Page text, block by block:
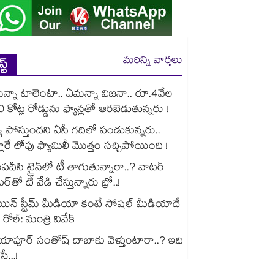
మరిన్ని వార్తలు
టాలెంటా.. ఏమన్నా విజనా.. రూ.4వేల
కోట్ల రోడ్డును ఫ్యాన్లతో ఆరబెడుతున్నరు !
పోస్తుందని ఏసీ గదిలో పండుకున్నరు..
లోపు ఫ్యామిలీ మొత్తం సచ్చిపోయింది !
ట్రైన్⁬లో టీ తాగుతున్నారా..? వాటర్
టీ వేడి చేస్తున్నారు బ్రో..!
స్ట్రీమ్ మీడియా కంటే సోషల్ మీడియాదే
మంత్రి వివేక్
సంతోష్ దాబాకు వెళ్తుంటారా..? ఇది